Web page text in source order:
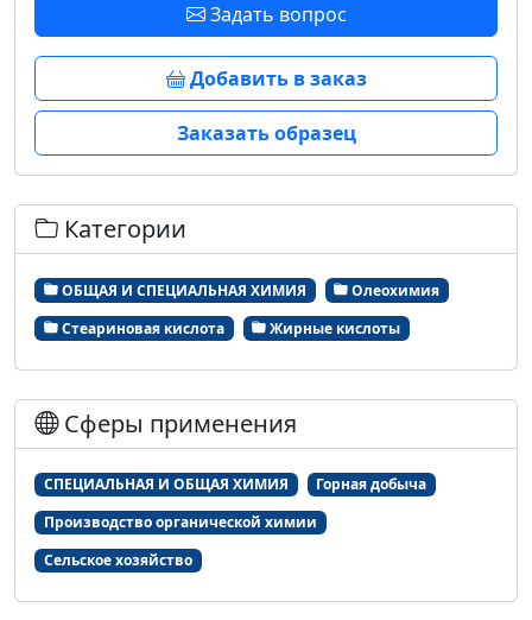
Задать вопрос
Добавить в заказ
Заказать образец
Категории
ОБЩАЯ И СПЕЦИАЛЬНАЯ ХИМИЯ
Олеохимия
Стеариновая кислота
Жирные кислоты
Сферы применения
СПЕЦИАЛЬНАЯ И ОБЩАЯ ХИМИЯ
Горная добыча
Производство органической химии
Сельское хозяйство